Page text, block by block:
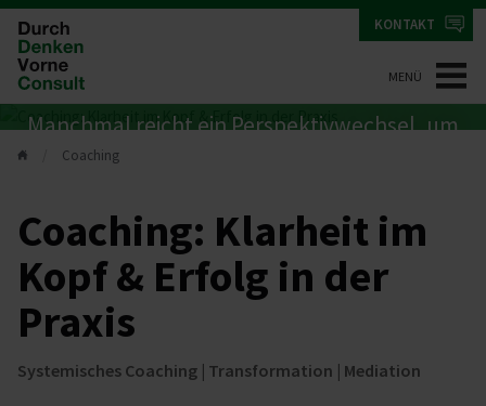
MENÜ
KONTAKT
Manchmal reicht ein Perspektivwechsel, um
Coaching
Coaching: Klarheit im
Kopf & Erfolg in der
Praxis
Systemisches Coaching | Transformation | Mediation